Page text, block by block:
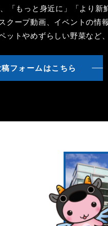
「もっと身近に」「より新
クープ動画、イベントの情
ットやめずらしい野菜など
稿フォームはこちら